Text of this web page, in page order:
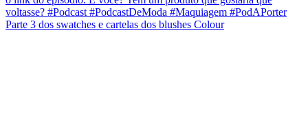
Parte 3 dos swatches e cartelas dos blushes Colour